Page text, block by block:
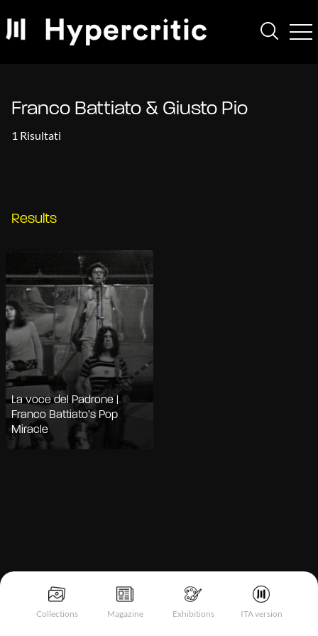
Collections Magazine Exhibitions ITA version
Franco Battiato & Giusto Pio
1 Risultati
Results
La voce del Padrone |
Franco Battiato’s Pop
Miracle
Notice at collection